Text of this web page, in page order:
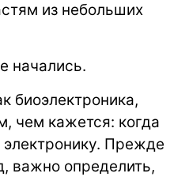
из небольших
начались.
биоэлектроника,
чем кажется: когда
электронику. Прежде
важно определить,